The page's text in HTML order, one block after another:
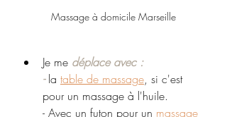
Massage à domicile Marseille
Je me déplace avec :
- la table de massage, si c'est
pour un massage à l'huile.
- Avec un futon pour un massage